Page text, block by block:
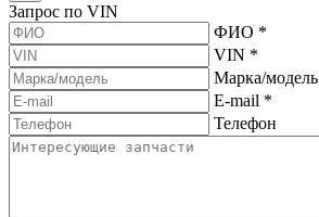
Запрос по VIN
ФИО *
VIN *
Марка/модель
E-mail *
Телефон